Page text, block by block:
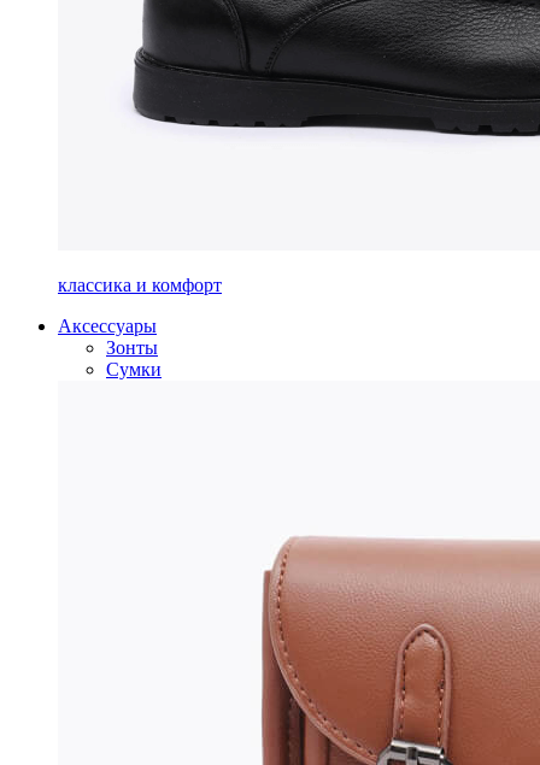
классика и комфорт
Аксессуары
Зонты
Сумки